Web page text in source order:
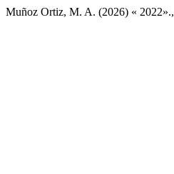
Muñoz Ortiz, M. A. (2026) « 2022».,